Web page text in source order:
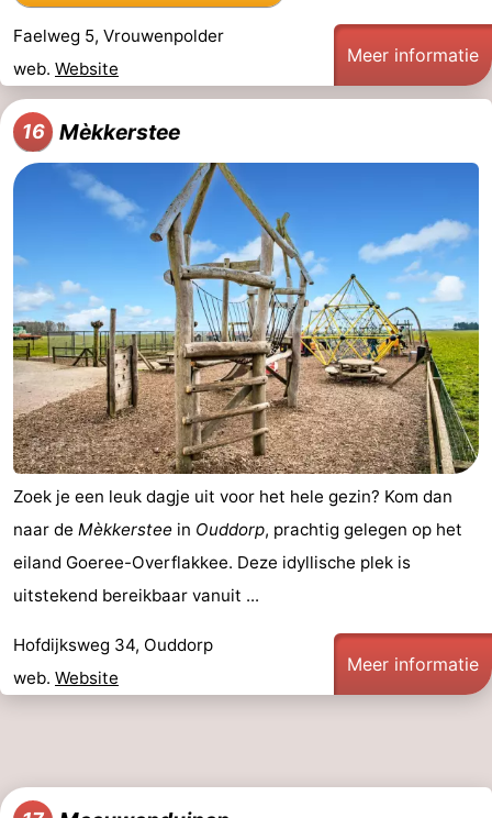
Faelweg 5, Vrouwenpolder
web. Website
Meer informatie
16 Mèkkerstee
Zoek je een leuk dagje uit voor het hele gezin? Kom dan
naar de Mèkkerstee in Ouddorp, prachtig gelegen op het
eiland Goeree-Overflakkee. Deze idyllische plek is
uitstekend bereikbaar vanuit ...
Hofdijksweg 34, Ouddorp
web. Website
Meer informatie